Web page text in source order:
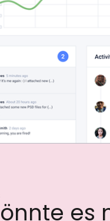
es